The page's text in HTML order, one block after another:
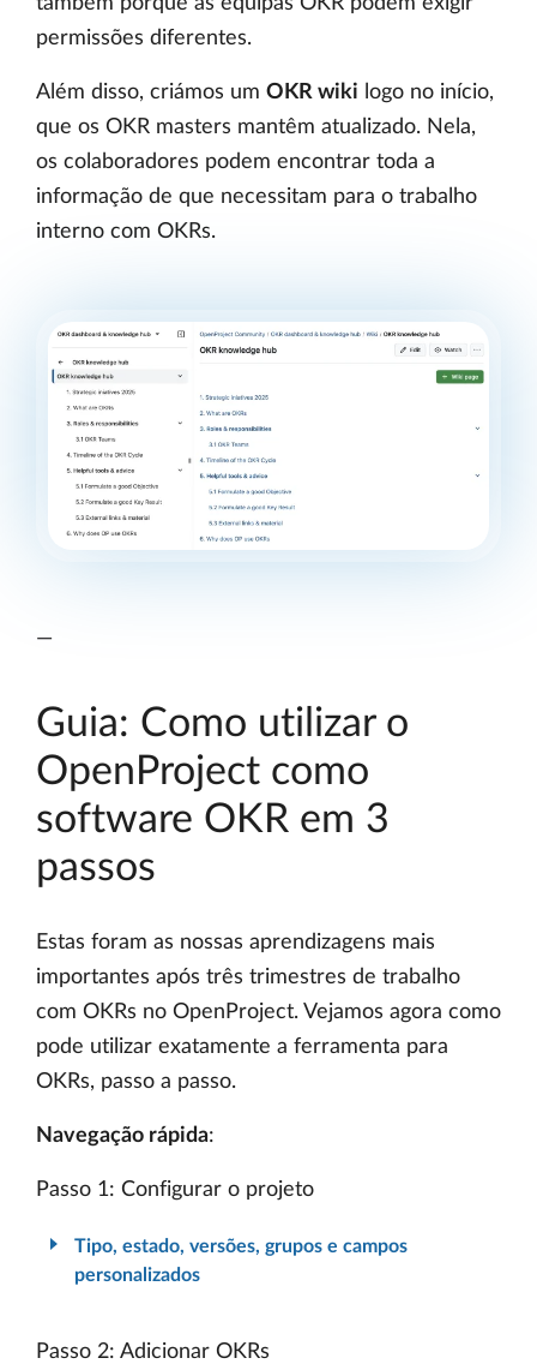
permissões diferentes.
Além disso, criámos um OKR wiki logo no início,
que os OKR masters mantêm atualizado. Nela,
os colaboradores podem encontrar toda a
informação de que necessitam para o trabalho
interno com OKRs.
—
Guia: Como utilizar o
OpenProject como
software OKR em 3
passos
Estas foram as nossas aprendizagens mais
importantes após três trimestres de trabalho
com OKRs no OpenProject. Vejamos agora como
pode utilizar exatamente a ferramenta para
OKRs, passo a passo.
Navegação rápida:
Passo 1: Configurar o projeto
Tipo, estado, versões, grupos e campos
personalizados
Passo 2: Adicionar OKRs